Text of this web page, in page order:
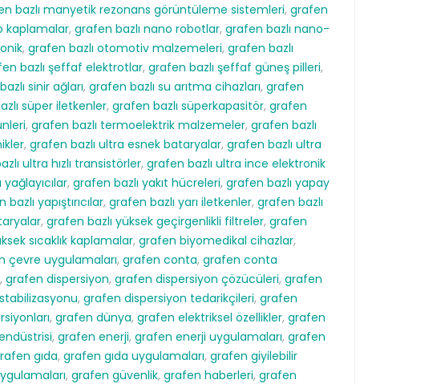
bazlı manyetik rezonans görüntüleme sistemleri, grafen
kaplamalar, grafen bazlı nano robotlar, grafen bazlı nano-
, grafen bazlı otomotiv malzemeleri, grafen bazlı
bazlı şeffaf elektrotlar, grafen bazlı şeffaf güneş pilleri,
sinir ağları, grafen bazlı su arıtma cihazları, grafen
süper iletkenler, grafen bazlı süperkapasitör, grafen
, grafen bazlı termoelektrik malzemeler, grafen bazlı
, grafen bazlı ultra esnek bataryalar, grafen bazlı ultra
ultra hızlı transistörler, grafen bazlı ultra ince elektronik
, grafen bazlı yakıt hücreleri, grafen bazlı yapay
yapıştırıcılar, grafen bazlı yarı iletkenler, grafen bazlı
, grafen bazlı yüksek geçirgenlikli filtreler, grafen
sıcaklık kaplamalar, grafen biyomedikal cihazlar,
çevre uygulamaları, grafen conta, grafen conta
, grafen dispersiyon, grafen dispersiyon çözücüleri, grafen
, grafen dispersiyon tedarikçileri, grafen
, grafen dünya, grafen elektriksel özellikler, grafen
, grafen enerji, grafen enerji uygulamaları, grafen
gıda, grafen gıda uygulamaları, grafen giyilebilir
, grafen güvenlik, grafen haberleri, grafen